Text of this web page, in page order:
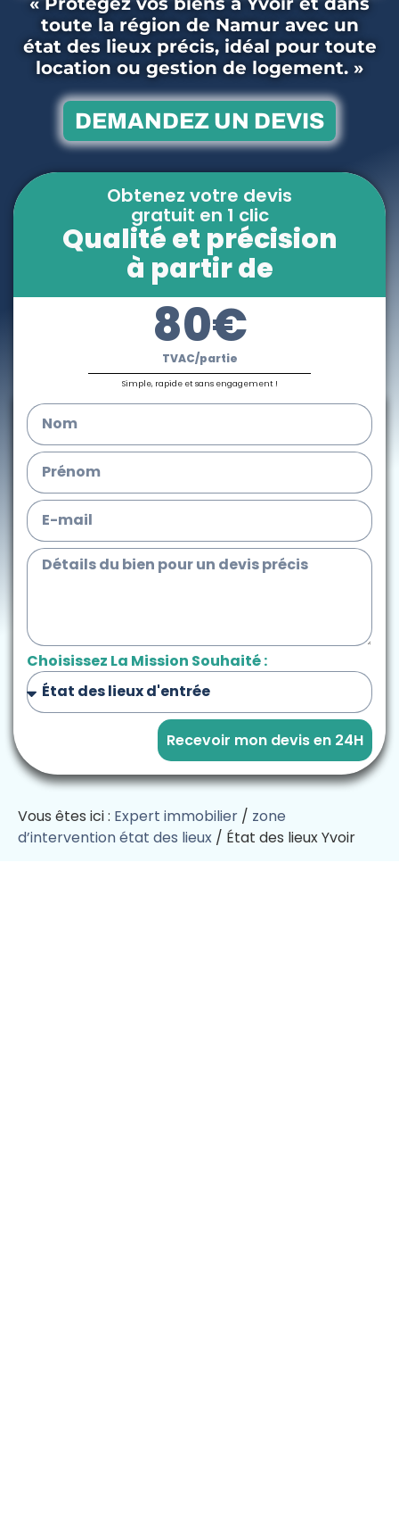
toute la région de Namur avec un
état des lieux précis, idéal pour toute
location ou gestion de logement. »
DEMANDEZ UN DEVIS
Obtenez votre devis
gratuit en 1 clic
Qualité et précision
à partir de
80€
TVAC/partie
Simple, rapide et sans engagement !
Choisissez La Mission Souhaité :
Recevoir mon devis en 24H
Vous êtes ici : Expert immobilier / zone
d’intervention état des lieux / État des lieux Yvoir